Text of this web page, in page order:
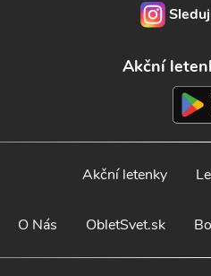
Akční
Akční letenky
O Nás ObletSvet.sk